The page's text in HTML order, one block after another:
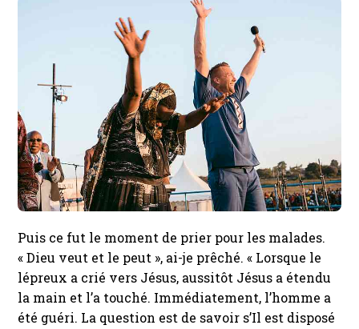
Puis ce fut le moment de prier pour les malades.
« Dieu veut et le peut », ai-je prêché. « Lorsque le
lépreux a crié vers Jésus, aussitôt Jésus a étendu
la main et l’a touché. Immédiatement, l’homme a
été guéri. La question est de savoir s’Il est disposé